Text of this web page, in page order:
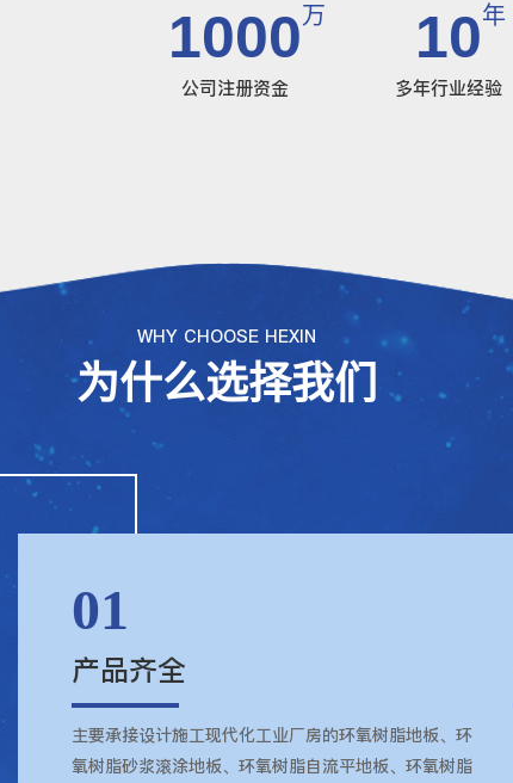
1000万
公司注册资金
10年
多年行业经验
WHY CHOOSE HEXIN
为什么选择我们
01
产品齐全
主要承接设计施工现代化工业厂房的环氧树脂地板、环
氧树脂砂浆滚涂地板、环氧树脂自流平地板、环氧树脂